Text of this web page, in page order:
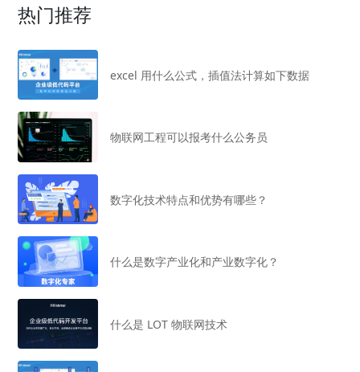
热门推荐
excel 用什么公式，插值法计算如下数据
物联网工程可以报考什么公务员
数字化技术特点和优势有哪些？
什么是数字产业化和产业数字化？
什么是 LOT 物联网技术